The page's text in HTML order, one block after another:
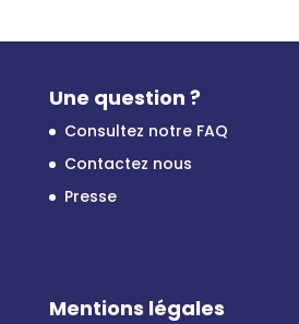
Une question ?
Consultez notre FAQ
Contactez nous
Presse
Mentions légales